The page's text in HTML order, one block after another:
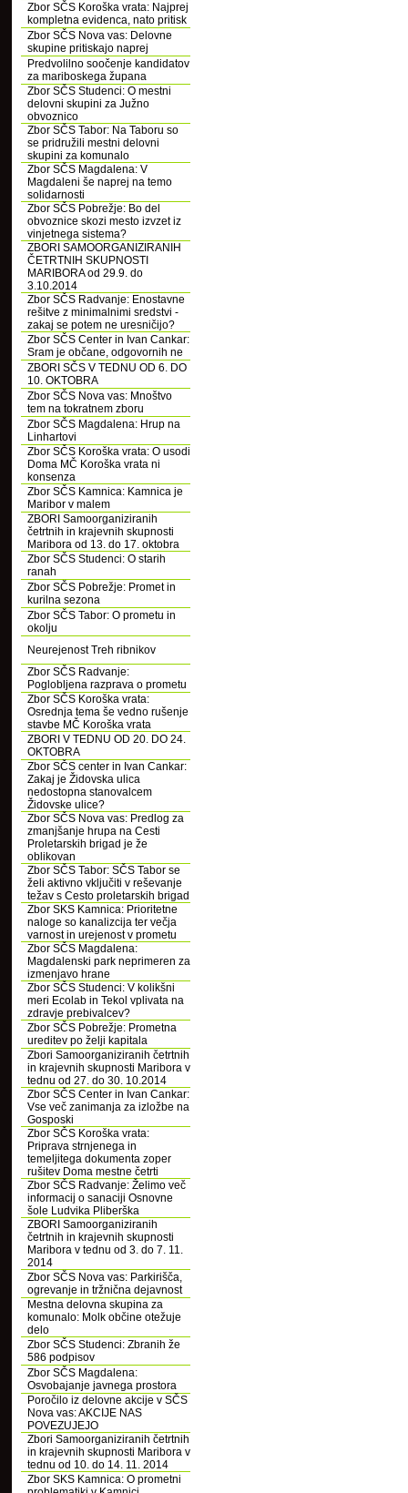
Zbor SČS Koroška vrata: Najprej
kompletna evidenca, nato pritisk
Zbor SČS Nova vas: Delovne
skupine pritiskajo naprej
Predvolilno soočenje kandidatov
za mariboskega župana
Zbor SČS Studenci: O mestni
delovni skupini za Južno
obvoznico
Zbor SČS Tabor: Na Taboru so
se pridružili mestni delovni
skupini za komunalo
Zbor SČS Magdalena: V
Magdaleni še naprej na temo
solidarnosti
Zbor SČS Pobrežje: Bo del
obvoznice skozi mesto izvzet iz
vinjetnega sistema?
ZBORI SAMOORGANIZIRANIH
ČETRTNIH SKUPNOSTI
MARIBORA od 29.9. do
3.10.2014
Zbor SČS Radvanje: Enostavne
rešitve z minimalnimi sredstvi -
zakaj se potem ne uresničijo?
Zbor SČS Center in Ivan Cankar:
Sram je občane, odgovornih ne
ZBORI SČS V TEDNU OD 6. DO
10. OKTOBRA
Zbor SČS Nova vas: Mnoštvo
tem na tokratnem zboru
Zbor SČS Magdalena: Hrup na
Linhartovi
Zbor SČS Koroška vrata: O usodi
Doma MČ Koroška vrata ni
konsenza
Zbor SČS Kamnica: Kamnica je
Maribor v malem
ZBORI Samoorganiziranih
četrtnih in krajevnih skupnosti
Maribora od 13. do 17. oktobra
Zbor SČS Studenci: O starih
ranah
Zbor SČS Pobrežje: Promet in
kurilna sezona
Zbor SČS Tabor: O prometu in
okolju
Neurejenost Treh ribnikov
Zbor SČS Radvanje:
Poglobljena razprava o prometu
Zbor SČS Koroška vrata:
Osrednja tema še vedno rušenje
stavbe MČ Koroška vrata
ZBORI V TEDNU OD 20. DO 24.
OKTOBRA
Zbor SČS center in Ivan Cankar:
Zakaj je Židovska ulica
nedostopna stanovalcem
Židovske ulice?
Zbor SČS Nova vas: Predlog za
zmanjšanje hrupa na Cesti
Proletarskih brigad je že
oblikovan
Zbor SČS Tabor: SČS Tabor se
želi aktivno vključiti v reševanje
težav s Cesto proletarskih brigad
Zbor SKS Kamnica: Prioritetne
naloge so kanalizcija ter večja
varnost in urejenost v prometu
Zbor SČS Magdalena:
Magdalenski park neprimeren za
izmenjavo hrane
Zbor SČS Studenci: V kolikšni
meri Ecolab in Tekol vplivata na
zdravje prebivalcev?
Zbor SČS Pobrežje: Prometna
ureditev po želji kapitala
Zbori Samoorganiziranih četrtnih
in krajevnih skupnosti Maribora v
tednu od 27. do 30. 10.2014
Zbor SČS Center in Ivan Cankar:
Vse več zanimanja za izložbe na
Gosposki
Zbor SČS Koroška vrata:
Priprava strnjenega in
temeljitega dokumenta zoper
rušitev Doma mestne četrti
Zbor SČS Radvanje: Želimo več
informacij o sanaciji Osnovne
šole Ludvika Pliberška
ZBORI Samoorganiziranih
četrtnih in krajevnih skupnosti
Maribora v tednu od 3. do 7. 11.
2014
Zbor SČS Nova vas: Parkirišča,
ogrevanje in tržnična dejavnost
Mestna delovna skupina za
komunalo: Molk občine otežuje
delo
Zbor SČS Studenci: Zbranih že
586 podpisov
Zbor SČS Magdalena:
Osvobajanje javnega prostora
Poročilo iz delovne akcije v SČS
Nova vas: AKCIJE NAS
POVEZUJEJO
Zbori Samoorganiziranih četrtnih
in krajevnih skupnosti Maribora v
tednu od 10. do 14. 11. 2014
Zbor SKS Kamnica: O prometni